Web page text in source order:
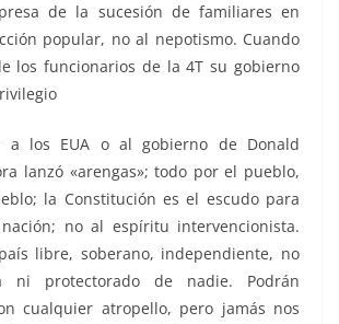
de la sucesión de familiares en
popular, no al nepotismo. Cuando
los funcionarios de la 4T su gobierno
a los EUA o al gobierno de Donald
lanzó «arengas»; todo por el pueblo,
la Constitución es el escudo para
no al espíritu intervencionista.
libre, soberano, independiente, no
ni protectorado de nadie. Podrán
cualquier atropello, pero jamás nos